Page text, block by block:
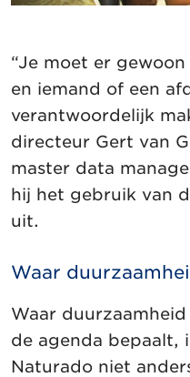
“Je moet er
en iemand of een
verantwoordelijk
directeur Gert van
master data
hij het gebruik van
uit.
Waar
Waar
de agenda bepaalt,
Naturado niet